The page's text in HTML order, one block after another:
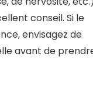
conseil. Si le
envisagez de
avant de